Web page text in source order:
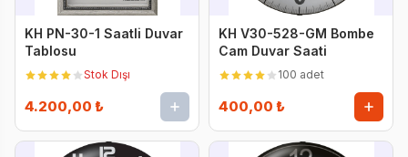
KH PN-30-1 Saatli Duvar
Tablosu
Stok Dışı
4.200,00 ₺
KH V30-528-GM Bombe
Cam Duvar Saati
100 adet
400,00 ₺